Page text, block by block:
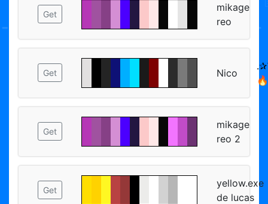
Get
mikage
reo
Get Nico
🔥
Get
mikage
reo 2
Get
yellow.exe
de lucas